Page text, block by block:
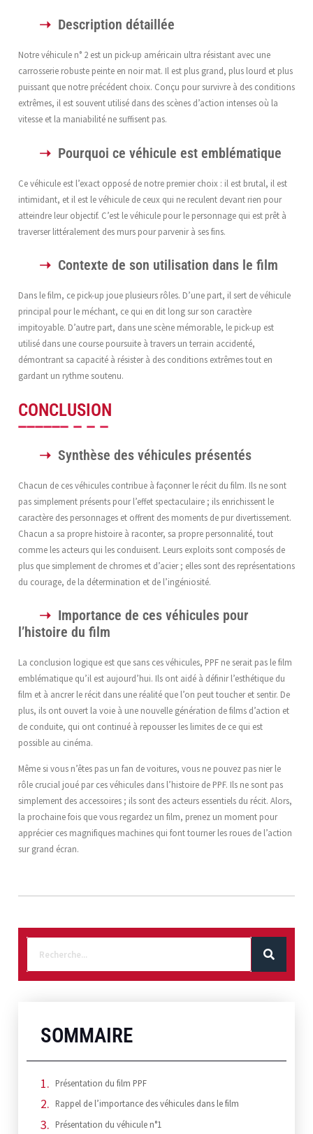
SOMMAIRE
Présentation du film PPF
Rappel de l’importance des véhicules dans le film
Présentation du véhicule n°1
Description détaillée
Notre véhicule n° 2 est un pick-up américain ultra résistant avec une
carrosserie robuste peinte en noir mat. Il est plus grand, plus lourd et plus
puissant que notre précédent choix. Conçu pour survivre à des conditions
extrêmes, il est souvent utilisé dans des scènes d’action intenses où la
vitesse et la maniabilité ne suffisent pas.
Pourquoi ce véhicule est emblématique
Ce véhicule est l’exact opposé de notre premier choix : il est brutal, il est
intimidant, et il est le véhicule de ceux qui ne reculent devant rien pour
atteindre leur objectif. C’est le véhicule pour le personnage qui est prêt à
traverser littéralement des murs pour parvenir à ses fins.
Contexte de son utilisation dans le film
Dans le film, ce pick-up joue plusieurs rôles. D’une part, il sert de véhicule
principal pour le méchant, ce qui en dit long sur son caractère
impitoyable. D’autre part, dans une scène mémorable, le pick-up est
utilisé dans une course poursuite à travers un terrain accidenté,
démontrant sa capacité à résister à des conditions extrêmes tout en
gardant un rythme soutenu.
CONCLUSION
Synthèse des véhicules présentés
Chacun de ces véhicules contribue à façonner le récit du film. Ils ne sont
pas simplement présents pour l’effet spectaculaire ; ils enrichissent le
caractère des personnages et offrent des moments de pur divertissement.
Chacun a sa propre histoire à raconter, sa propre personnalité, tout
comme les acteurs qui les conduisent. Leurs exploits sont composés de
plus que simplement de chromes et d’acier ; elles sont des représentations
du courage, de la détermination et de l’ingéniosité.
Importance de ces véhicules pour
l’histoire du film
La conclusion logique est que sans ces véhicules, PPF ne serait pas le film
emblématique qu’il est aujourd’hui. Ils ont aidé à définir l’esthétique du
film et à ancrer le récit dans une réalité que l’on peut toucher et sentir. De
plus, ils ont ouvert la voie à une nouvelle génération de films d’action et
de conduite, qui ont continué à repousser les limites de ce qui est
possible au cinéma.
Même si vous n’êtes pas un fan de voitures, vous ne pouvez pas nier le
rôle crucial joué par ces véhicules dans l’histoire de PPF. Ils ne sont pas
simplement des accessoires ; ils sont des acteurs essentiels du récit. Alors,
la prochaine fois que vous regardez un film, prenez un moment pour
apprécier ces magnifiques machines qui font tourner les roues de l’action
sur grand écran.